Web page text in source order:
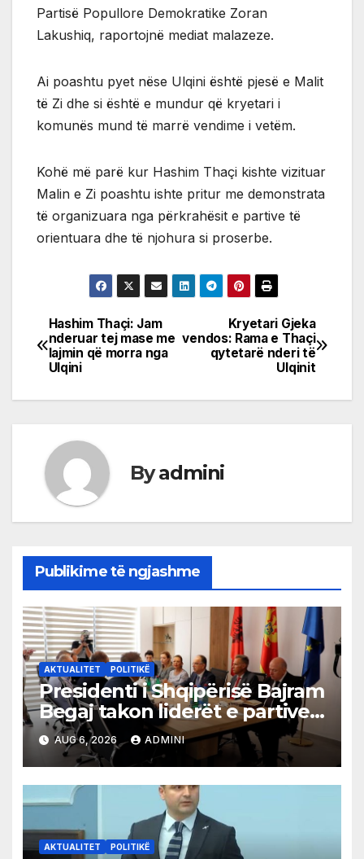
Partisë Popullore Demokratike Zoran
Lakushiq, raportojnë mediat malazeze.
Ai poashtu pyet nëse Ulqini është pjesë e Malit
të Zi dhe si është e mundur që kryetari i
komunës mund të marrë vendime i vetëm.
Kohë më parë kur Hashim Thaçi kishte vizituar
Malin e Zi poashtu ishte pritur me demonstrata
të organizuara nga përkrahësit e partive të
orientuara dhe të njohura si proserbe.
Post
navigation
Kryetari Gjeka
vendos: Rama e Thaçi
qytetarë nderi të
Ulqinit
Hashim Thaçi: Jam
nderuar tej mase me
lajmin që morra nga
Ulqini
Byadmini
Publikime të ngjashme
AKTUALITET POLITIKË
Presidenti i Shqipërisë Bajram
Begaj takon liderët e partive
shqiptare në Ulqin
AUG 6, 2026 ADMINI
AKTUALITET POLITIKË